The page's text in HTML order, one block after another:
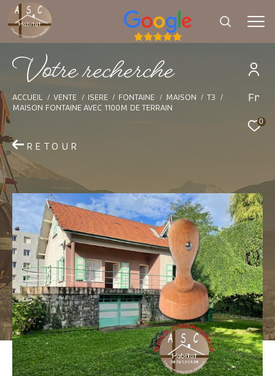
Fr
0
Voterecherche
ACCUEIL VENTE ISERE FONTAINE MAISON
T3
MAISON FONTAINE AVEC 1100M DE TERRAIN
RETOUR
Effectuer une recherche
Type d'offre
Type de bien
Sélectionner
Budget
Pièces
1 2 3 4 5+
Localisation